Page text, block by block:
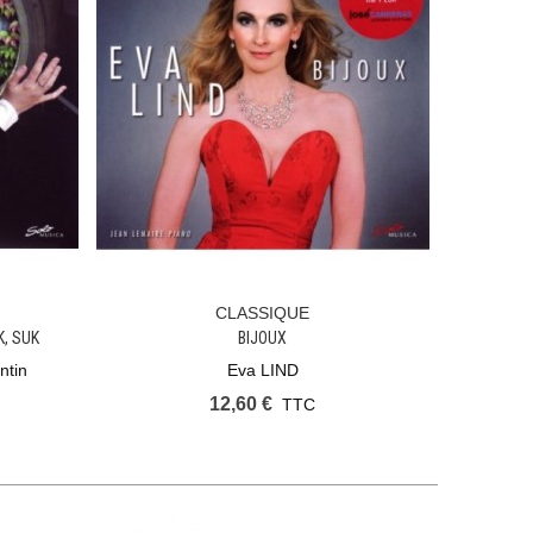
SUK
Ajouter Au Panier
CLASSIQUE
BIJOUX
Eva LIND
12,60 € TTC